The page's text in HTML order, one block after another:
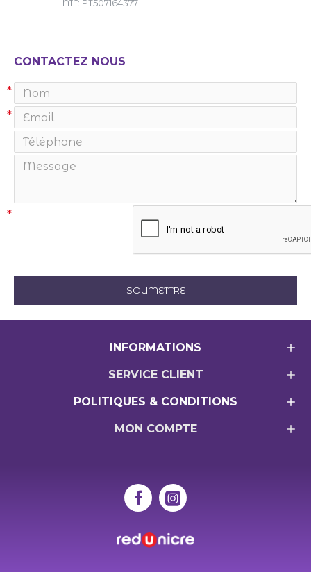
NIF: PT507164377
CONTACTEZ NOUS
SOUMETTRE
INFORMATIONS
SERVICE CLIENT
POLITIQUES & CONDITIONS
MON COMPTE